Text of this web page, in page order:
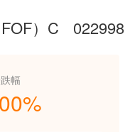
）C 022998
幅